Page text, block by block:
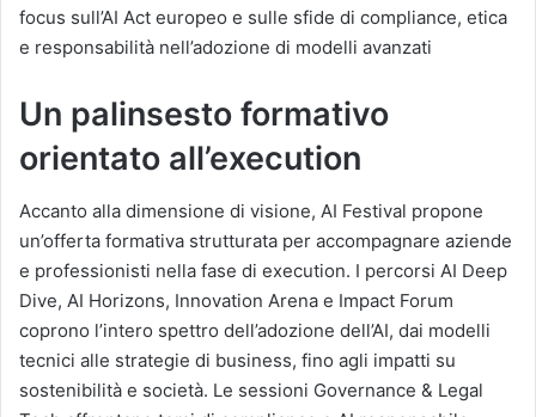
focus sull’AI Act europeo e sulle sfide di compliance, etica
e responsabilità nell’adozione di modelli avanzati
Un palinsesto formativo
orientato all’execution
Accanto alla dimensione di visione, AI Festival propone
un’offerta formativa strutturata per accompagnare aziende
e professionisti nella fase di execution. I percorsi AI Deep
Dive, AI Horizons, Innovation Arena e Impact Forum
coprono l’intero spettro dell’adozione dell’AI, dai modelli
tecnici alle strategie di business, fino agli impatti su
sostenibilità e società. Le sessioni Governance & Legal